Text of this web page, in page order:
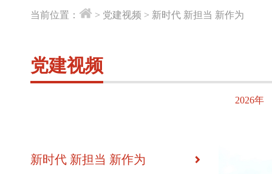
当前位置： > 党建视频 > 新时代 新担当 新作为
党建视频
2026年
新时代 新担当 新作为